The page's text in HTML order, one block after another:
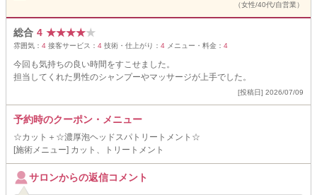
（女性/40代/自営業）
総合 4 ★★★★★
雰囲気： 4 接客サービス： 4 技術・仕上がり： 4 メニュー・料金： 4
今回も気持ちの良い時間をすこせました。
担当してくれた男性のシャンプーやマッサージが上手でした。
[投稿日] 2026/07/09
予約時のクーポン・メニュー
☆カット＋☆濃厚泡ヘッドスパトリートメント☆
[施術メニュー] カット、トリートメント
サロンからの返信コメント